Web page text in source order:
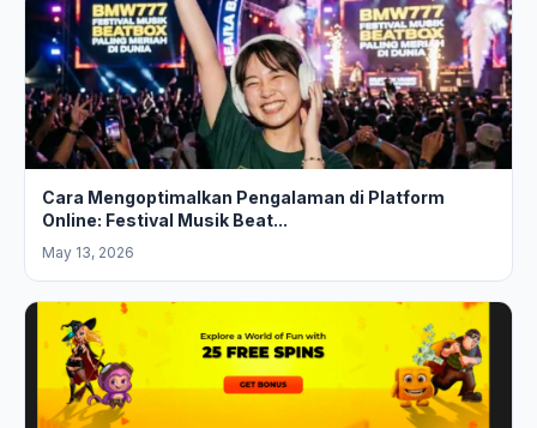
Cara Mengoptimalkan Pengalaman di Platform
Online: Festival Musik Beat...
May 13, 2026